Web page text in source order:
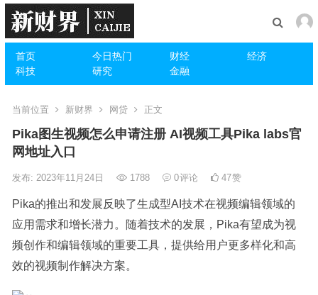
首页 今日热门 财经
经济
科技
研究 金融
当前位置 新财界 网贷 正文
Pika图生视频怎么申请注册 AI视频工具Pika labs官
网地址入口
发布: 2023年11月24日 1788 0评论 47赞
Pika的推出和发展反映了生成型AI技术在视频编辑领域的
应用需求和增长潜力。随着技术的发展，Pika有望成为视
频创作和编辑领域的重要工具，提供给用户更多样化和高
效的视频制作解决方案。